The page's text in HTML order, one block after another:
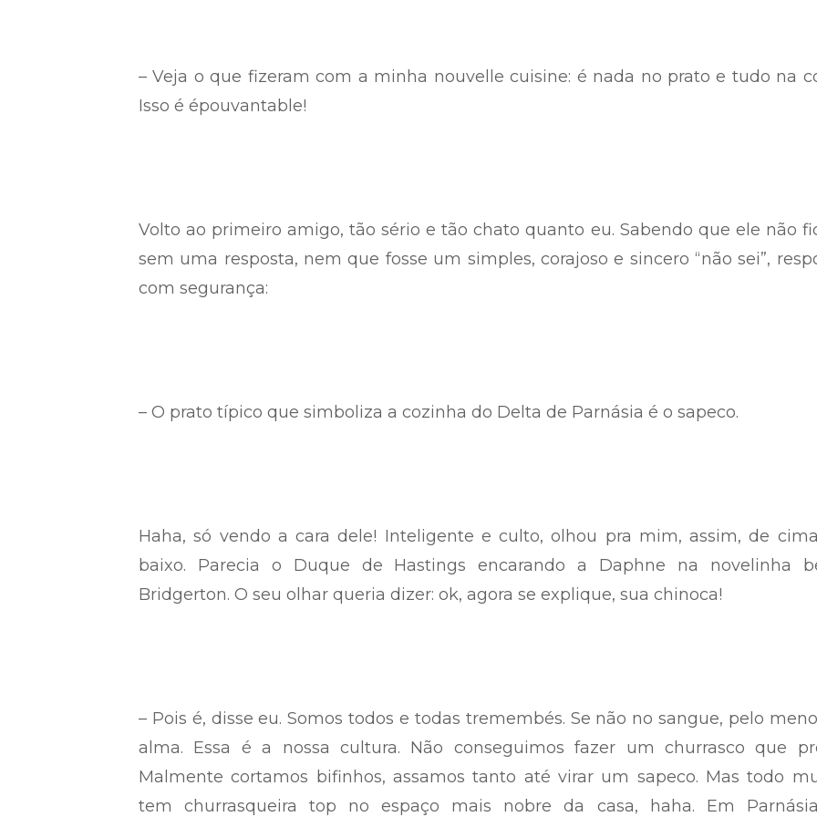
– Veja o que fizeram com a minha nouvelle cuisine: é nada no prato e tudo na
Isso é épouvantable!
Volto ao primeiro amigo, tão sério e tão chato quanto eu. Sabendo que ele não
sem uma resposta, nem que fosse um simples, corajoso e sincero “não sei”,
com segurança:
– O prato típico que simboliza a cozinha do Delta de Parnásia é o sapeco.
Haha, só vendo a cara dele! Inteligente e culto, olhou pra mim, assim, de
baixo. Parecia o Duque de Hastings encarando a Daphne na novelinha
Bridgerton. O seu olhar queria dizer: ok, agora se explique, sua chinoca!
– Pois é, disse eu. Somos todos e todas tremembés. Se não no sangue, pelo
alma. Essa é a nossa cultura. Não conseguimos fazer um churrasco que
Malmente cortamos bifinhos, assamos tanto até virar um sapeco. Mas todo
tem churrasqueira top no espaço mais nobre da casa, haha. Em